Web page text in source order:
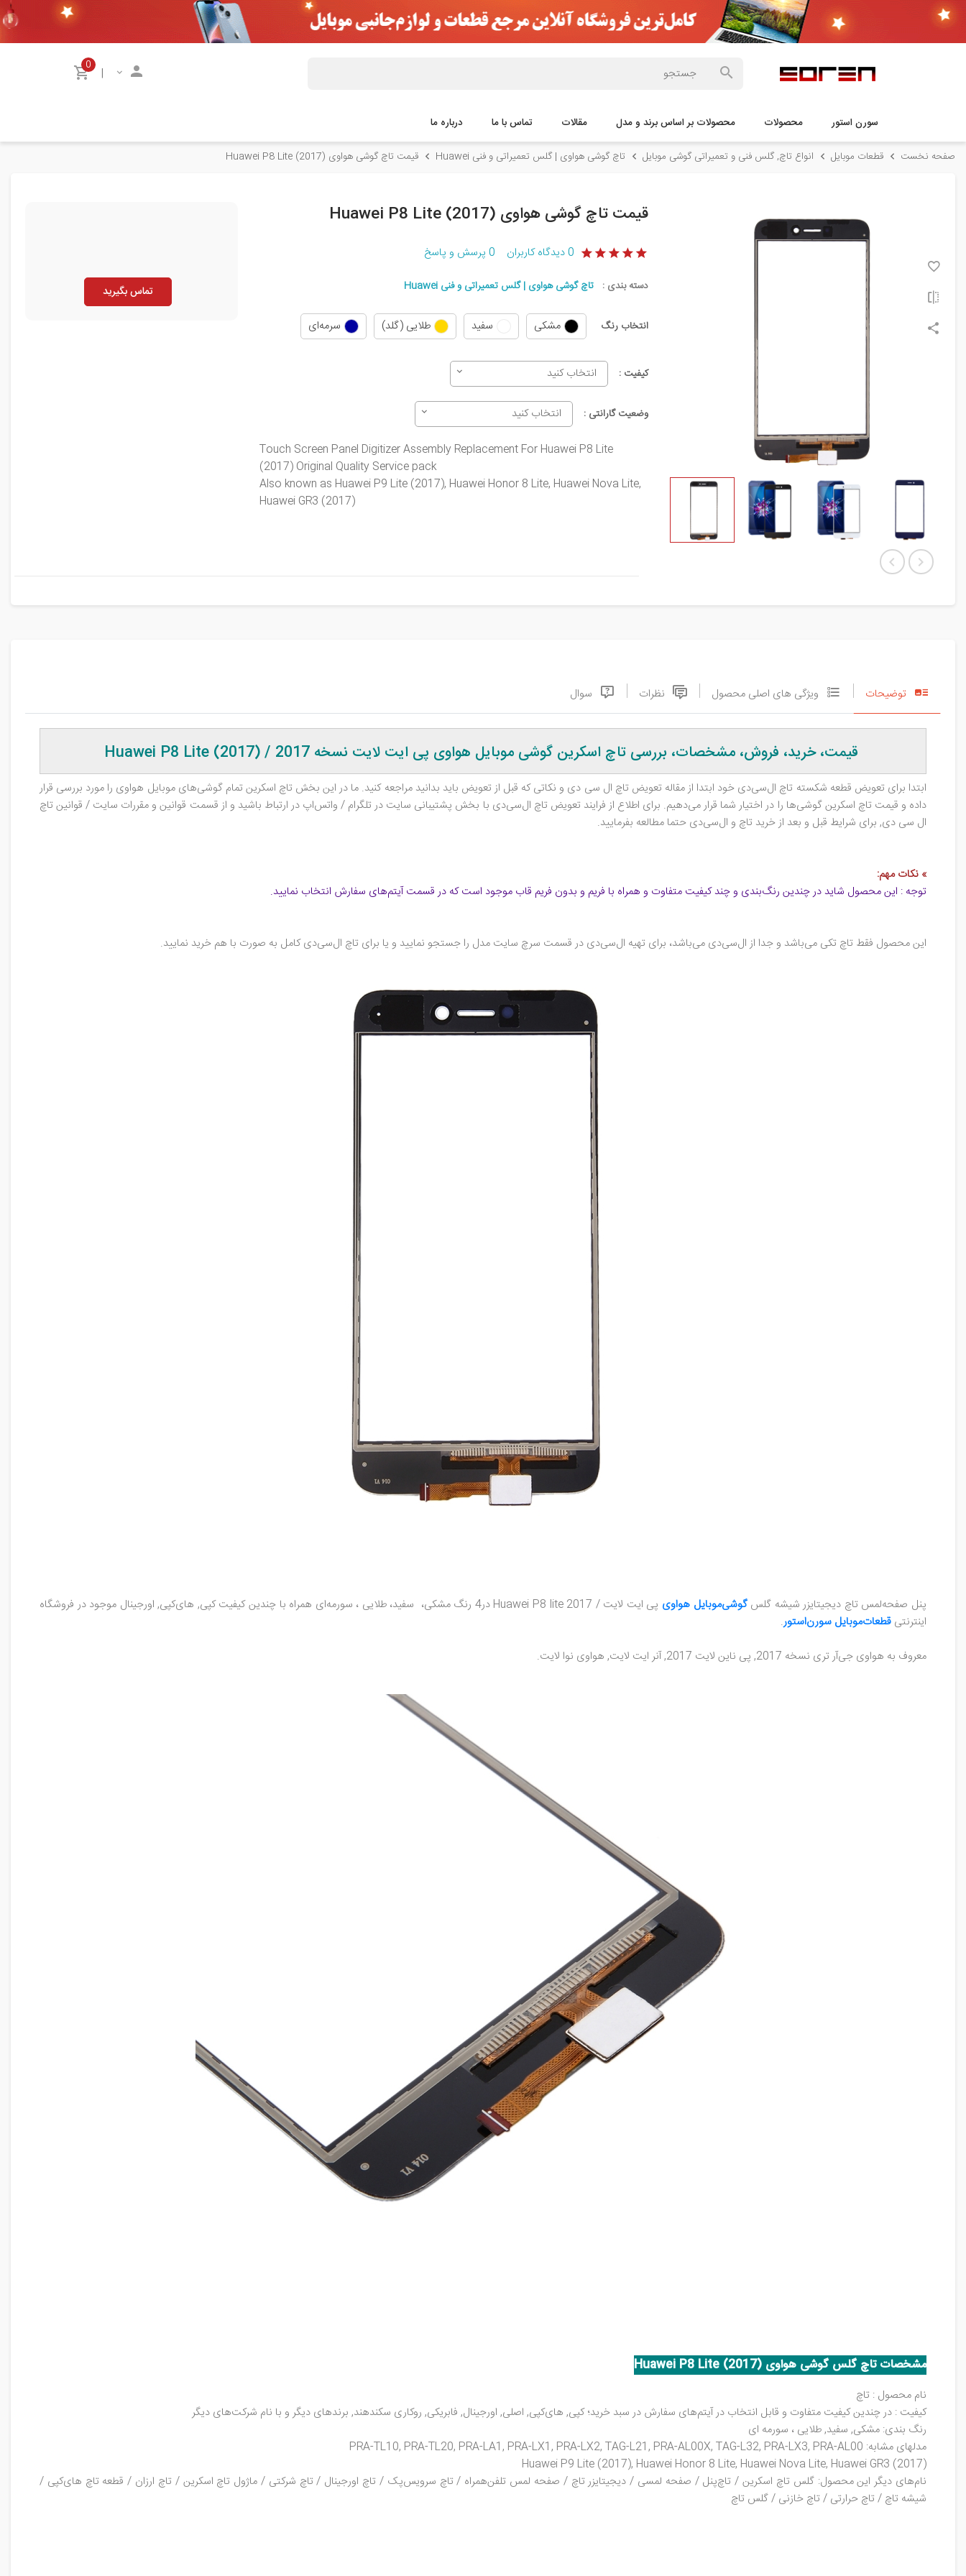
|
0
سورن استور محصولات محصولات بر اساس برند و مدل مقالات تماس با ما درباره ما
صفحه نخست قطعات موبایل انواع تاچ, گلس فنی و تعمیراتی گوشی موبایل تاچ گوشی هواوی | گلس تعمیراتی و فنی Huawei قیمت تاچ گوشی هواوی (2017) Huawei P8 Lite
قیمت تاچ گوشی هواوی (2017) Huawei P8 Lite
0دیدگاه کاربران 0 پرسش و پاسخ
دسته بندی : تاچ گوشی هواوی | گلس تعمیراتی و فنی Huawei
انتخاب رنگ مشکی سفید طلایی (گلد) سرمه‌ای
کیفیت : انتخاب کنید
وضعیت گارانتی : انتخاب کنید
Touch Screen Panel Digitizer Assembly Replacement For Huawei P8 Lite
(2017) Original Quality Service pack
Also known as Huawei P9 Lite (2017), Huawei Honor 8 Lite, Huawei Nova Lite,
Huawei GR3 (2017)
تماس بگیرید
توضیحات ویژگی های اصلی محصول نظرات سوال
قیمت، خرید، فروش، مشخصات، بررسی تاچ اسکرین گوشی موبایل هواوی پی ایت لایت نسخه 2017 / Huawei P8 Lite (2017)
ابتدا برای تعویض قطعه شکسته تاچ ال‌سی‌دی خود ابتدا از مقاله تعویض تاچ ال‌ سی‌ دی و نکاتی که قبل از تعویض باید بدانید مراجعه کنید. ما در این بخش تاچ اسکرین تمام گوشی‌های موبایل هواوی را مورد بررسی قرار
داده و قیمت تاچ اسکرین گوشی‌ها را در اختیار شما قرار می‌دهیم. برای اطلاع از فرایند تعویض تاچ ال‌سی‌دی با بخش پشتیبانی سایت در تلگرام / واتس‌اپ در ارتباط باشید و از قسمت قوانین و مقررات سایت / قوانین تاچ
ال‌ سی‌ دی, برای شرایط قبل و بعد از خرید تاچ و ال‌سی‌دی حتما مطالعه بفرمایید.
» نکات مهم:
توجه : این محصول شاید در چندین رنگ‌بندی و چند کیفیت متفاوت و همراه با فریم و بدون فریم قاب موجود است که در قسمت آیتم‌های سفارش انتخاب نمایید.
این محصول فقط تاچ تکی می‌باشد و جدا از ال‌سی‌دی می‌باشد، برای تهیه ال‌سی‌دی در قسمت سرچ سایت مدل را جستجو نمایید و یا برای تاچ ال‌سی‌دی کامل به صورت با هم خرید نمایید.
پنل صفحه‌لمس تاچ دیجیتایزر شیشه گلسگوشی‌موبایل هواوی
پی ایت لایت / Huawei P8 lite 2017 در4 رنگ مشکی، سفید، طلایی ، سورمه‌ای همراه با چندین کیفیت کپی, های‌کپی, اورجینال موجود در فروشگاه
اینترنتی قطعات‌موبایل سورن‌استور.
معروف به هواوی جی‌آر تری نسخه 2017, پی ناین لایت 2017, آنر ایت لایت, هواوی نوا لایت.
مشخصات تاچ گلس گوشی هواوی Huawei P8 Lite (2017)
نام محصول : تاچ
کیفیت : در چندین کیفیت متفاوت و قابل انتخاب در آیتم‌های سفارش در سبد خرید؛ کپی, های‌کپی, اصلی, اورجینال, فابریکی, روکاری سکند‌هند, برند‌های دیگر و با نام شرکت‌های دیگر
رنگ بندی: مشکی, سفید, طلایی ، سورمه ای
مدلهای مشابه: PRA-TL10, PRA-TL20, PRA-LA1, PRA-LX1, PRA-LX2, TAG-L21, PRA-AL00X, TAG-L32, PRA-LX3, PRA-AL00
Huawei P9 Lite (2017), Huawei Honor 8 Lite, Huawei Nova Lite, Huawei GR3 (2017)
نام‌های دیگر این محصول: گلس تاچ اسکرین / تاچ‌پنل / صفحه لمسی / دیجیتایزر تاچ / صفحه لمس تلفن‌همراه / تاچ سرویس‌پک / تاچ اورجینال / تاچ شرکتی / ماژول تاچ اسکرین / تاچ ارزان / قطعه تاچ های‌کپی /
شیشه تاچ / تاچ حرارتی / تاچ خازنی / گلس تاچ